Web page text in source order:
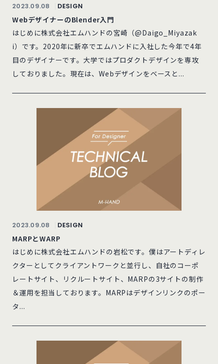
2023.09.08 DESIGN
WebデザイナーのBlender入門
はじめに株式会社エムハンドの宮崎（@Daigo_Miyazak
i）です。2020年に新卒でエムハンドに入社した今年で4年
目のデザイナーです。大学ではプロダクトデザインを専攻
しておりました。現在は、Webデザインをベースと...
2023.09.08 DESIGN
MARPとWARP
はじめに株式会社エムハンドの岩松です。僕はアートディレ
クターとしてクライアントワークと並行し、自社のコーポ
レートサイト、リクルートサイト、MARPの3サイトの制作
＆運用を担当しております。MARPはデザインリンクのポー
タ...